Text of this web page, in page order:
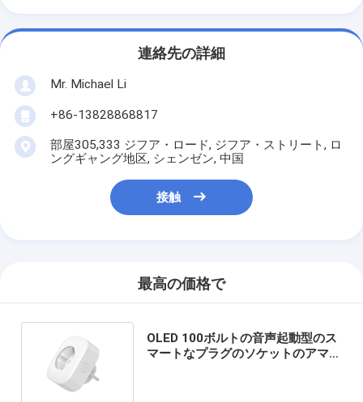
連絡先の詳細
Mr. Michael Li
+86-13828868817
部屋305,333 ジフア・ロード, ジフア・ストリート, ロ
ングギャング地区, シェンゼン, 中国
接触
最高の価格で
OLED 100ボルトの音声起動型のス
マートなプラグのソケットのアマゾ